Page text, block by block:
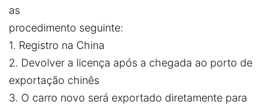
as
procedimento seguinte:
1. Registro na China
2. Devolver a licença após a chegada ao porto de
exportação chinês
3. O carro novo será exportado diretamente para